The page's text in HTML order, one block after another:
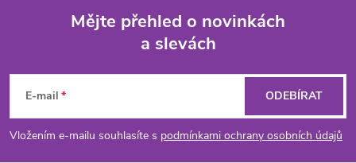
p
Mějte přehled o novinkách
a slevách
E-mail
Vložením e-mailu souhlasíte s podmínkami ochrany osobních údajů
ODEBÍRAT